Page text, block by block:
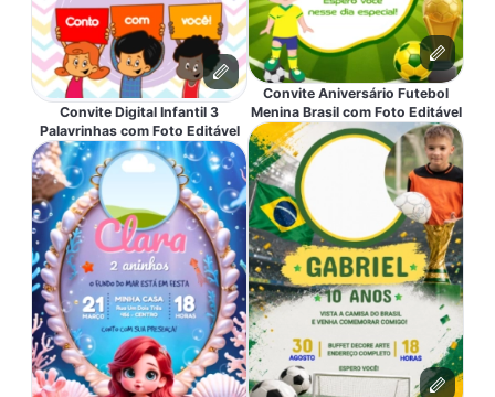
Convite Digital Infantil 3
Palavrinhas com Foto Editável
Convite Aniversário Futebol
Menina Brasil com Foto Editável